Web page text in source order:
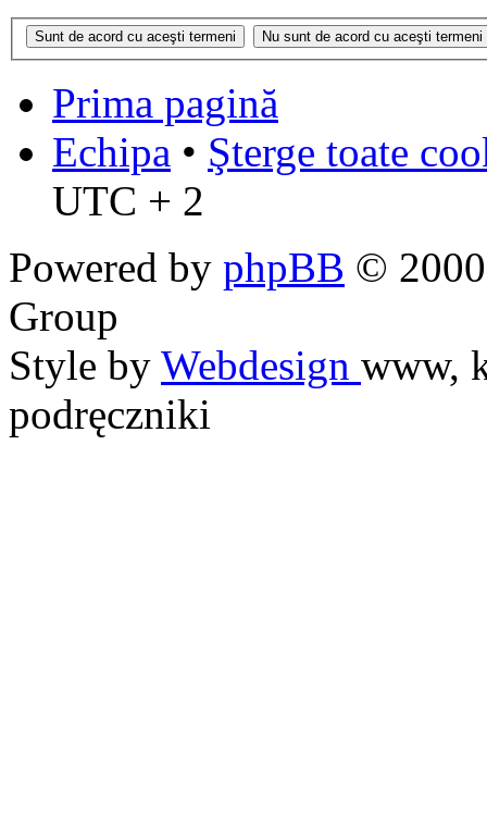
Prima pagină
Echipa • Şterge toate
UTC + 2
Powered by phpBB ©
Group
Style by Webdesign www,
podręczniki